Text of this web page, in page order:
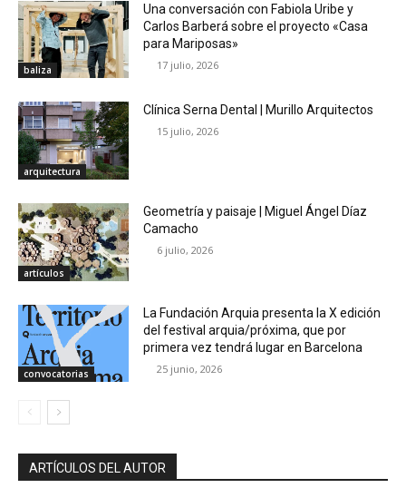
baliza
Una conversación con Fabiola Uribe y
Carlos Barberá sobre el proyecto «Casa
para Mariposas»
17 julio, 2026
arquitectura
Clínica Serna Dental | Murillo Arquitectos
15 julio, 2026
artículos
Geometría y paisaje | Miguel Ángel Díaz
Camacho
6 julio, 2026
convocatorias
La Fundación Arquia presenta la X edición
del festival arquia/próxima, que por
primera vez tendrá lugar en Barcelona
25 junio, 2026
ARTÍCULOS DEL AUTOR